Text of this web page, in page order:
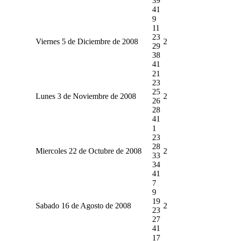
41
Viernes 5 de Diciembre de 2008
9
11
23
29
38
41
2
Lunes 3 de Noviembre de 2008
21
23
25
26
28
41
2
Miercoles 22 de Octubre de 2008
1
23
28
33
34
41
2
Sabado 16 de Agosto de 2008
7
9
19
23
27
41
2
17